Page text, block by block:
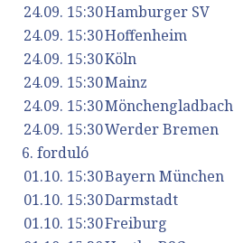
24.09. 15:30Hamburger SV
24.09. 15:30Hoffenheim
24.09. 15:30Köln
24.09. 15:30Mainz
24.09. 15:30Mönchengladbach
24.09. 15:30Werder Bremen
6. forduló
01.10. 15:30Bayern München
01.10. 15:30Darmstadt
01.10. 15:30Freiburg